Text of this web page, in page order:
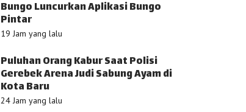
Bungo Luncurkan Aplikasi Bungo
Pintar
19 Jam yang lalu
Puluhan Orang Kabur Saat Polisi
Gerebek Arena Judi Sabung Ayam di
Kota Baru
24 Jam yang lalu